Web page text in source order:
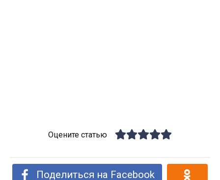
Оцените статью
Поделиться на Facebook